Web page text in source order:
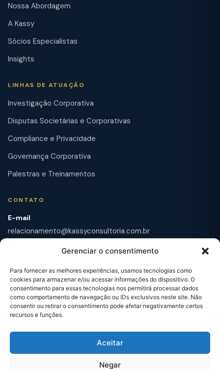
Gerenciar o consentimento
Para fornecer as melhores experiências, usamos tecnologias como
cookies para armazenar e/ou acessar informações do dispositivo. O
consentimento para essas tecnologias nos permitirá processar dados
como comportamento de navegação ou IDs exclusivos neste site. Não
consentir ou retirar o consentimento pode afetar negativamente certos
recursos e funções.
Aceitar
Negar
Nossa Abordagem
A Kassy
Sócios Especialistas
Insights
LINHAS DE ATUAÇÃO
Investigação Corporativa
Disputas Societárias e Corporativas
Compliance e Privacidade
Governança Corporativa
Palestras e Treinamentos
CONTATO
E-mail
relacionamento@kassyconsultoria.com.br
Endereço
Av. Paulista, 1106 – Bela Vista, São Paulo – SP
Academy Plus